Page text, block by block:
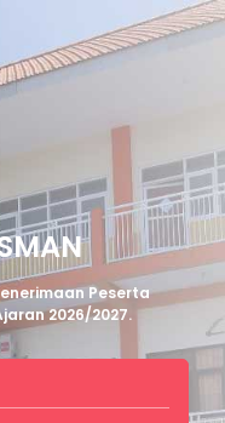
Peserta
2026/2027.